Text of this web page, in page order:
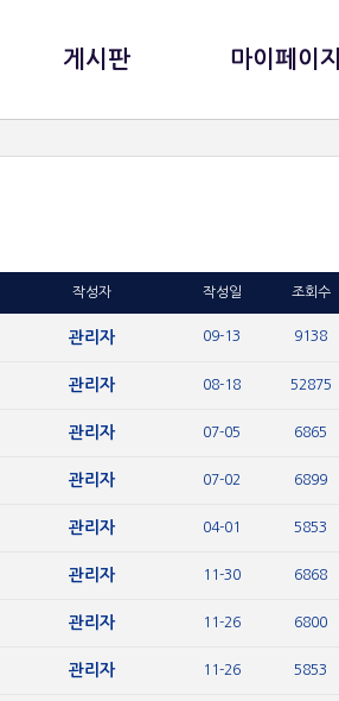
게시판 마이페이지
작성자 작성일 조회수
관리자 09-13 9138
관리자 08-18 52875
관리자 07-05 6865
관리자 07-02 6899
관리자 04-01 5853
관리자 11-30 6868
관리자 11-26 6800
관리자 11-26 5853